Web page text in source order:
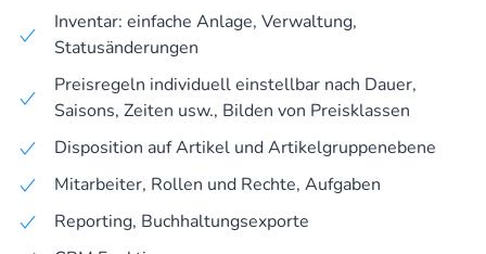
Inventar: einfache Anlage, Verwaltung,
Statusänderungen
Preisregeln individuell einstellbar nach Dauer,
Saisons, Zeiten usw., Bilden von Preisklassen
Disposition auf Artikel und Artikelgruppenebene
Mitarbeiter, Rollen und Rechte, Aufgaben
Reporting, Buchhaltungsexporte